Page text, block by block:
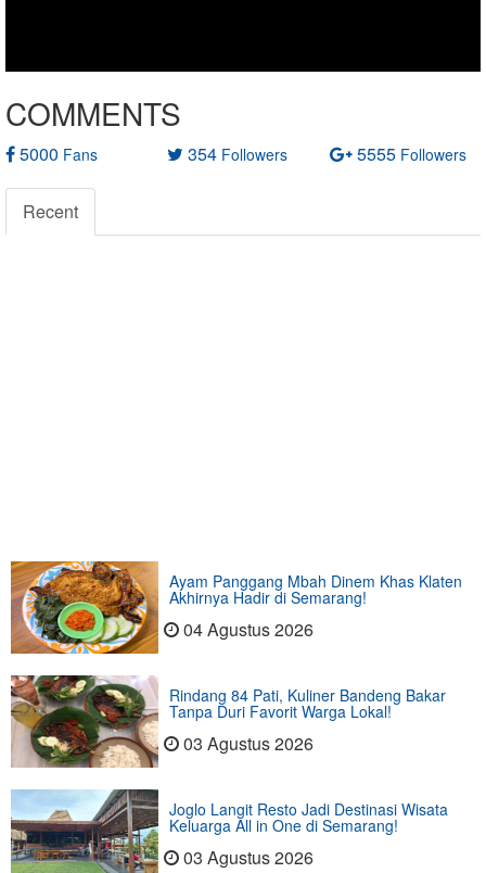
COMMENTS
5000 Fans 354 Followers 5555 Followers
Recent
Ayam Panggang Mbah Dinem Khas Klaten
Akhirnya Hadir di Semarang!
04 Agustus 2026
Rindang 84 Pati, Kuliner Bandeng Bakar
Tanpa Duri Favorit Warga Lokal!
03 Agustus 2026
Joglo Langit Resto Jadi Destinasi Wisata
Keluarga All in One di Semarang!
03 Agustus 2026